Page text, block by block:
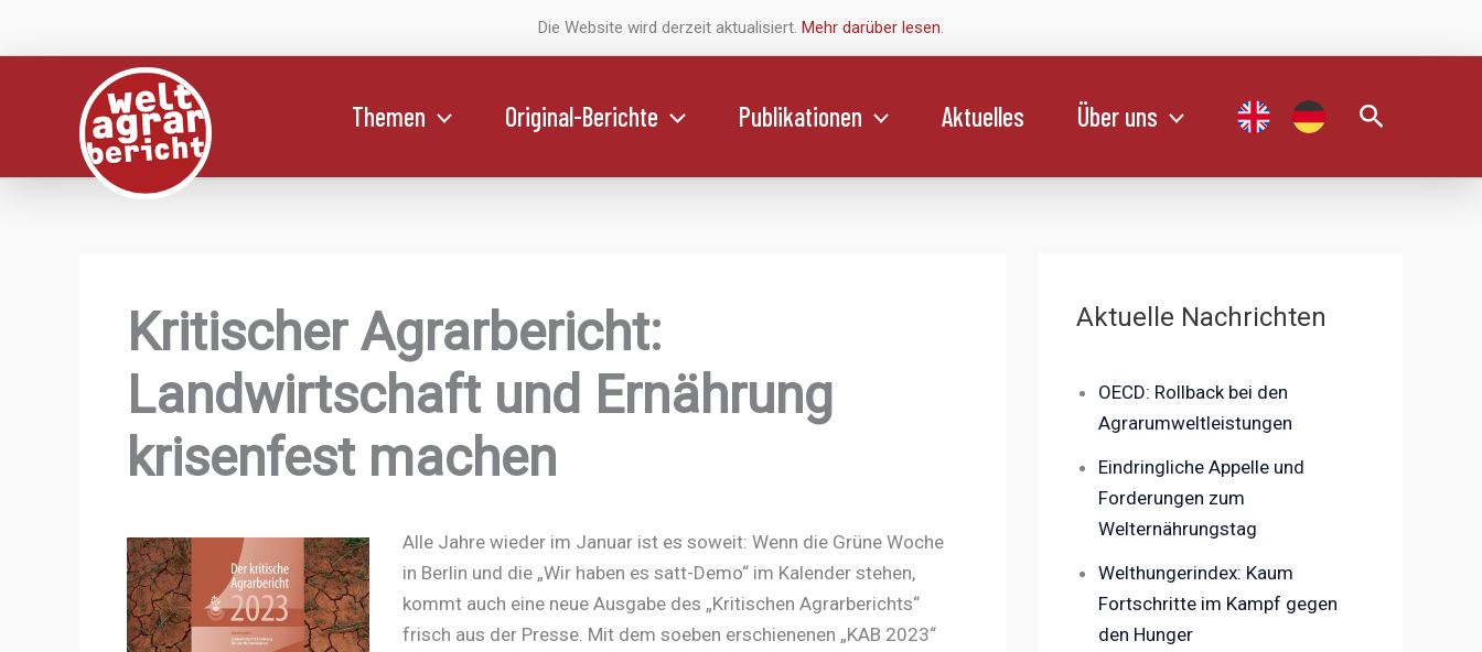
Die Website wird derzeit aktualisiert. Mehr darüber lesen.
Themen Original-Berichte Publikationen Aktuelles Über uns Suchen
Kritischer Agrarbericht:
Landwirtschaft und Ernährung
krisenfest machen
Alle Jahre wieder im Januar ist es soweit: Wenn die Grüne Woche
in Berlin und die „Wir haben es satt-Demo“ im Kalender stehen,
kommt auch eine neue Ausgabe des „Kritischen Agrarberichts“
frisch aus der Presse. Mit dem soeben erschienenen „KAB 2023“
Aktuelle Nachrichten
OECD: Rollback bei den
Agrarumweltleistungen
Eindringliche Appelle und
Forderungen zum
Welternährungstag
Welthungerindex: Kaum
Fortschritte im Kampf gegen
den Hunger